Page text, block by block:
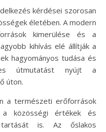
kérdései szorosan
életében. A modern
kimerülése és a
kihívás elé állítják a
hagyományos tudása és
útmutatást nyújt a
úton.
a természeti erőforrások
közösségi értékek és
tartását is. Az őslakos